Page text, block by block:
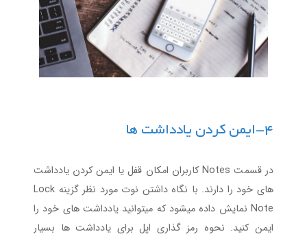
4-ایمن کردن یادداشت ها
در قسمت Notes کاربران امکان قفل یا ایمن کردن یادداشت
های خود را دارند. با نگاه داشتن نوت مورد نظر گزینه Lock
Note نمایش داده میشود که میتوانید یادداشت های خود را
ایمن کنید. نحوه رمز گذاری اپل برای یادداشت ها بسیار